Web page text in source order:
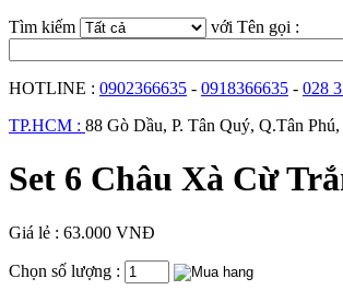
Tìm kiếm
với Tên gọi :
HOTLINE : 0902366635 - 0918366635 - 028
TP.HCM : 88 Gò Dầu, P. Tân Quý, Q.Tân
Set 6 Châu Xà Cừ
Giá lẻ : 63.000 VNĐ
Chọn số lượng :